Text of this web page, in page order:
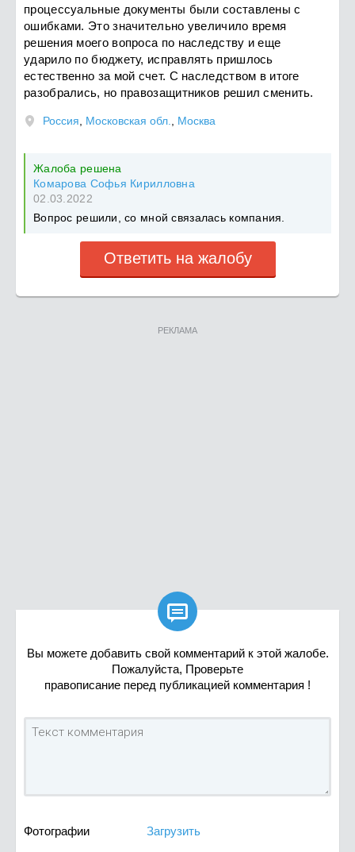
процессуальные документы были составлены с
ошибками. Это значительно увеличило время
решения моего вопроса по наследству и еще
ударило по бюджету, исправлять пришлось
естественно за мой счет. С наследством в итоге
разобрались, но правозащитников решил сменить.
Россия Московская обл. Москва
Жалоба решена
Комарова Софья Кирилловна
02.03.2022
Вопрос решили, со мной связалась компания.
Ответить на жалобу
РЕКЛАМА

Вы можете добавить свой комментарий к этой жалобе.
Пожалуйста, Проверьте
правописание перед публикацией комментария !
Фотографии Загрузить